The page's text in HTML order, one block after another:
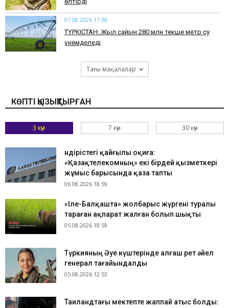
07.08.2026 17:38
ТҮРКІСТАН: Жыл сайын 280 млн текше метр су
үнемделеді
Тағы мақалалар
КӨПТІ ҚЫЗЫҚТЫРҒАН
3 күн 7 күн 30 күн
Өндірістегі қайғылы оқиға:
«Қазақтелекомның» екі бірдей қызметкері
жұмыс барысында қаза тапты
06.08.2026 18:59
«Іле-Балқашта» жолбарыс жүргені туралы
тараған ақпарат жалған болып шықты
05.08.2026 18:59
Түркияның Әуе күштерінде алғаш рет әйел
генерал тағайындалды
05.08.2026 12:53
Таиландтағы мектепте жаппай атыс болды: